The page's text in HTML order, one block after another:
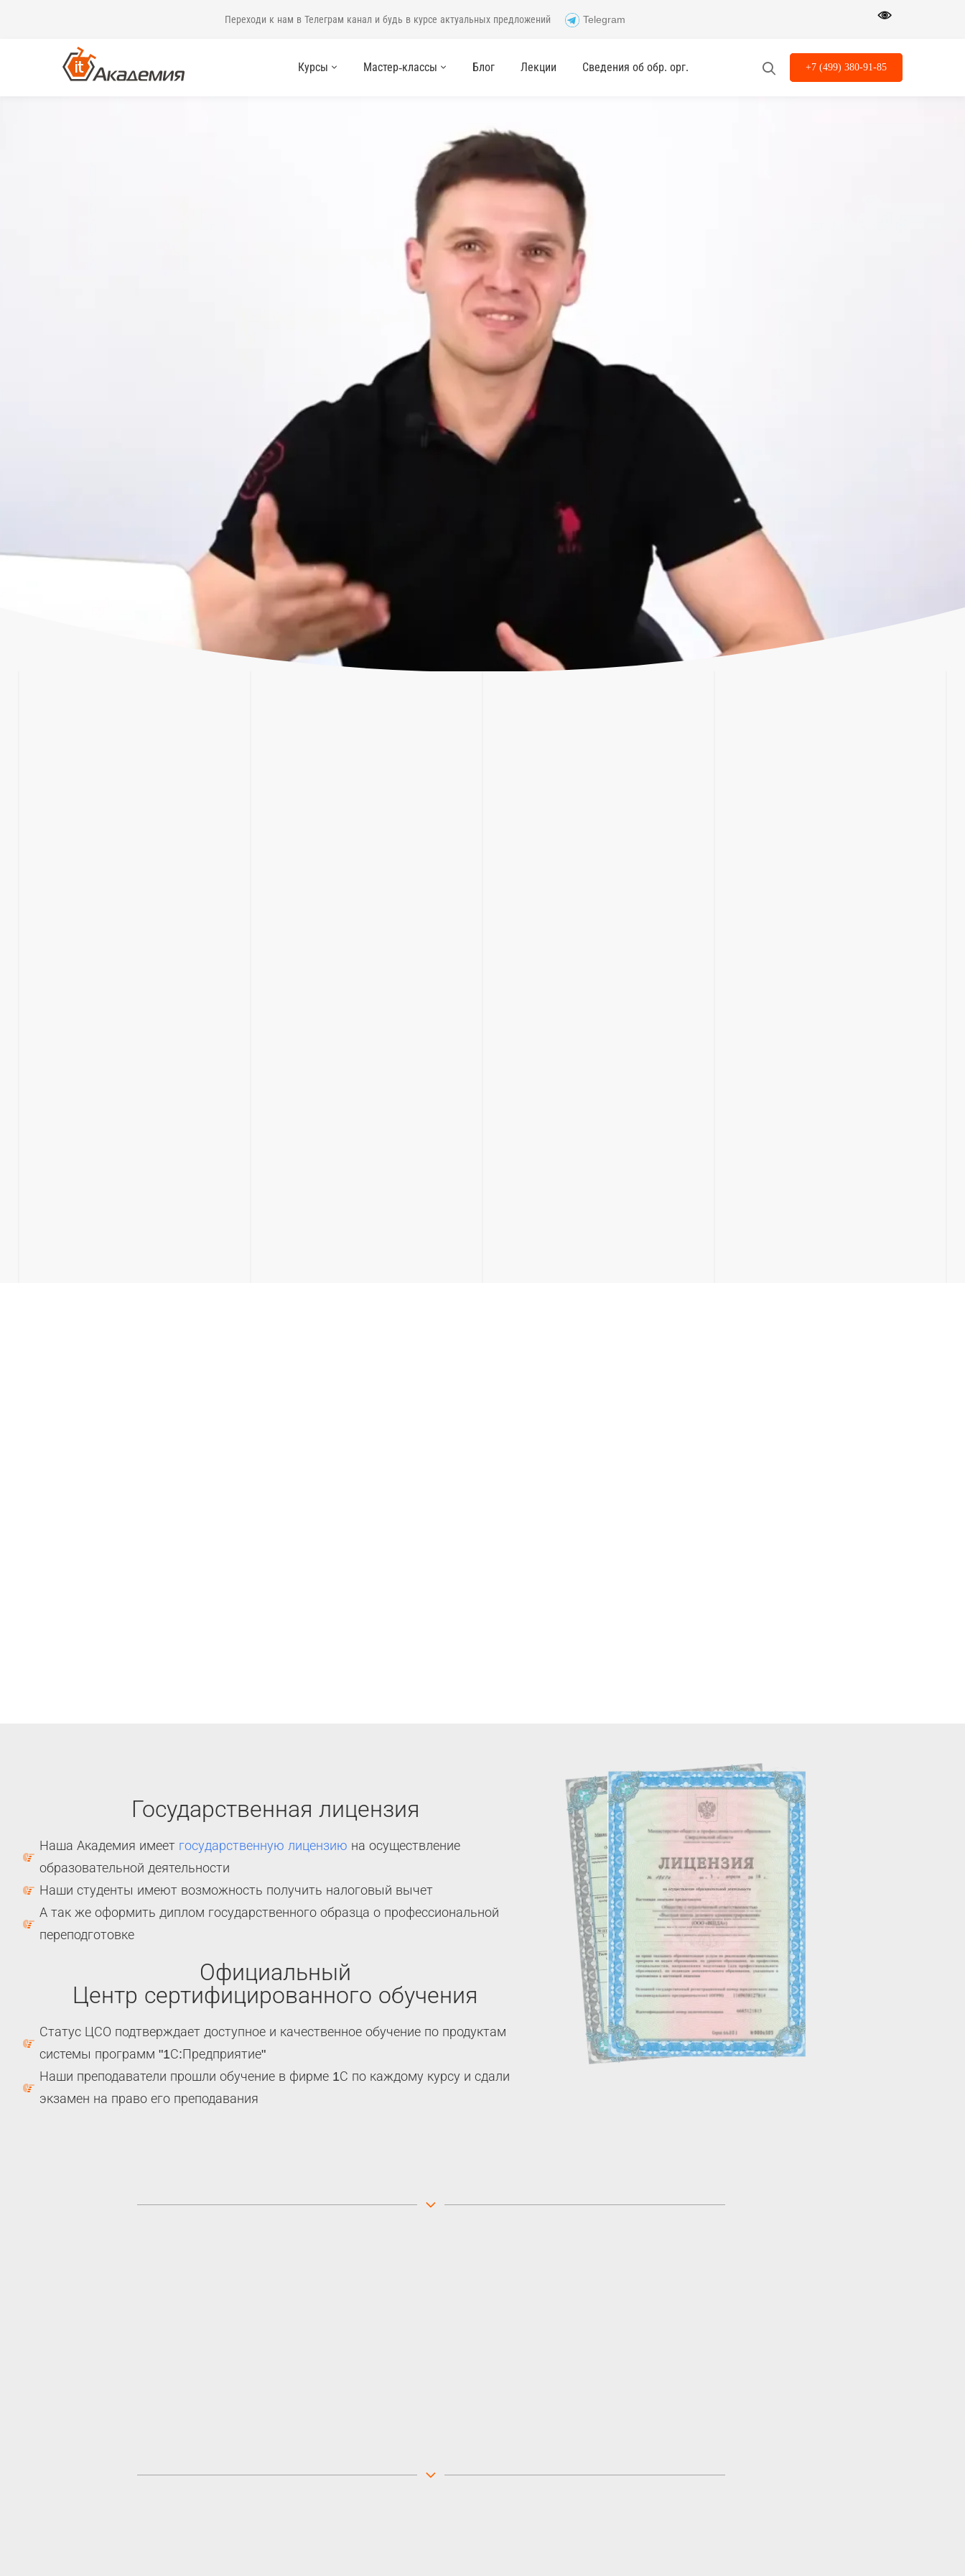
Переходи к нам в Телеграм канал и будь в курсе актуальных предложений Telegram
Курсы Мастер-классы Блог Лекции Сведения об обр. орг. +7 (499) 380-91-85
Государственная лицензия
Наша Академия имеет государственную лицензию на осуществление
образовательной деятельности
Наши студенты имеют возможность получить налоговый вычет
А так же оформить диплом государственного образца о профессиональной
переподготовке
Официальный
Центр сертифицированного обучения
Статус ЦСО подтверждает доступное и качественное обучение по продуктам
системы программ "1С:Предприятие"
Наши преподаватели прошли обучение в фирме 1С по каждому курсу и сдали
экзамен на право его преподавания